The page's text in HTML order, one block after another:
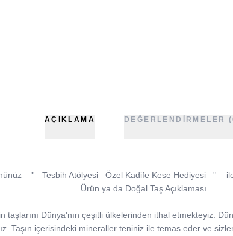
AÇIKLAMA DEĞERLENDIRMELER
'' Tesbih Atölyesi Özel Kadife Kese Hediyesi ''
Ürün ya da Doğal Taş Açıklaması
taşlarını Dünya'nın çeşitli ülkelerinden ithal etmekteyiz.
Taşın içerisindeki mineraller teniniz ile temas eder ve